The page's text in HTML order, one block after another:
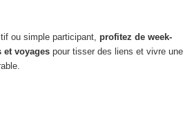
ou simple participant, profitez de week-
et voyagespour tisser des liens et vivre une